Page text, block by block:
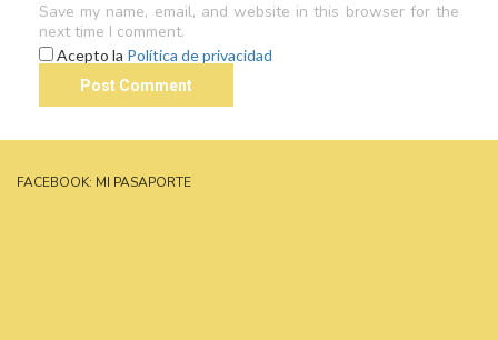
Save my name, email, and website in this browser for the
next time I comment.
Acepto la Política de privacidad
FACEBOOK: MI PASAPORTE